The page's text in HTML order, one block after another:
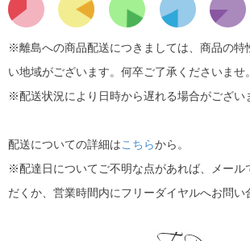
※離島への商品配送につきましては、商品の特
い地域がございます。何卒ご了承くださいませ。
※配送状況により日時から遅れる場合がござい
配送についての詳細はこちらから。
※配達日についてご不明な点があれば、メール
だくか、営業時間内にフリーダイヤルへお問い